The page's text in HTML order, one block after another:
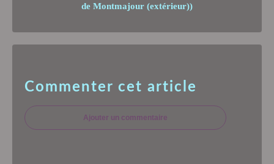
de Montmajour (extérieur))
Commenter cet article
Ajouter un commentaire